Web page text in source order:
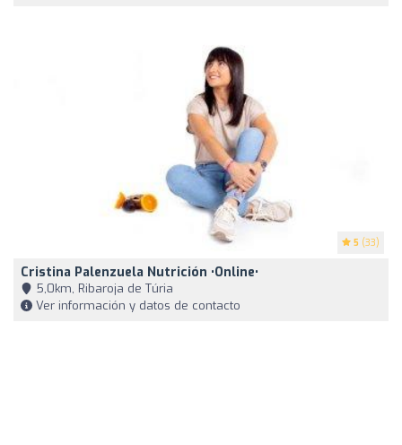
5 (33)
Cristina Palenzuela Nutrición •Online•
5,0km, Ribaroja de Túria
Ver información y datos de contacto